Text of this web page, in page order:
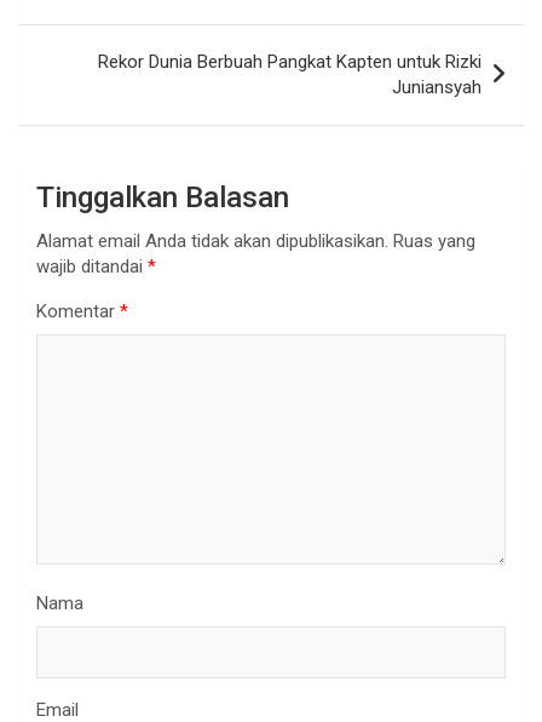
Rekor Dunia Berbuah Pangkat Kapten untuk Rizki
Juniansyah
Tinggalkan Balasan
Alamat email Anda tidak akan dipublikasikan. Ruas yang
wajib ditandai *
Komentar *
Nama
Email